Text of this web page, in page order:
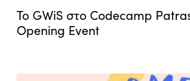
Το GWiS στο Codecamp
Opening Event